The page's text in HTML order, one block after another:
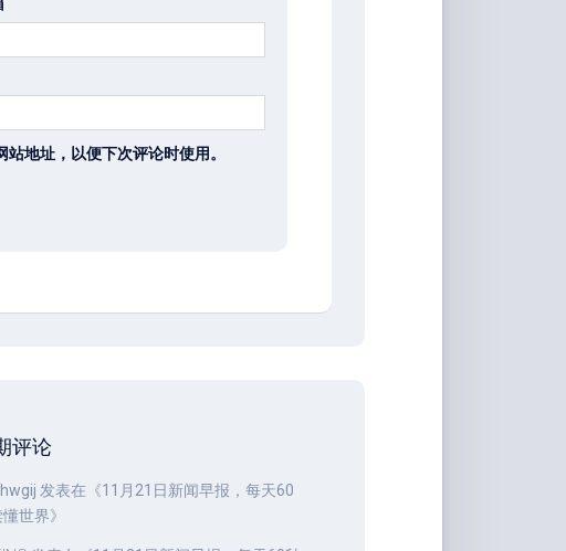
地址，以便下次评论时使用。
评论
发表在《11月21日新闻早报，每天60
世界》